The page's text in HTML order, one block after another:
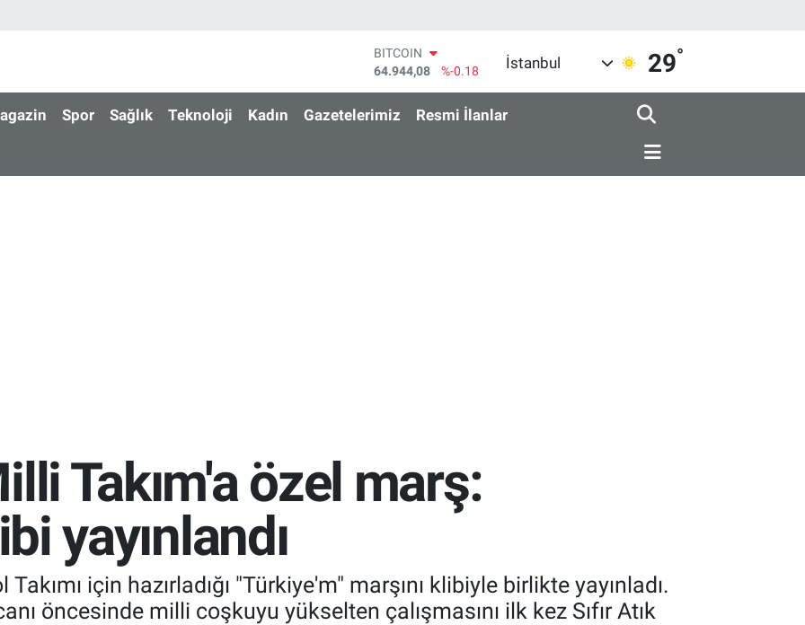
BITCOIN
64.944,08
%-0.18
47,7436
%0.18
EURO
64,4811
%0.38
İstanbul 29°
Spor Sağlık Teknoloji Kadın Gazetelerimiz Resmi İlanlar
Takım'a özel marş:
yayınlandı
için hazırladığı "Türkiye'm" marşını klibiyle birlikte yayınladı.
öncesinde milli coşkuyu yükselten çalışmasını ilk kez Sıfır Atık